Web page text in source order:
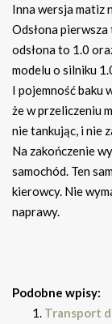
Inna wersja matiz
Odsłona
odsłona to 1.0
modelu o silniku
I pojemność baku
że w przeliczeniu
nie tankując, i nie
Na zakończenie
samochód. Ten
kierowcy. Nie
naprawy.
Podobne wpisy:
Transport